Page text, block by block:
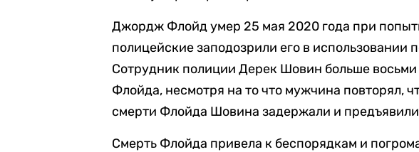
Джордж Флойд умер 25 мая 2020 года при
полицейские заподозрили его в использовании
Сотрудник полиции Дерек Шовин больше
Флойда, несмотря на то что мужчина повторял,
смерти Флойда Шовина задержали и
Смерть Флойда привела к беспорядкам и